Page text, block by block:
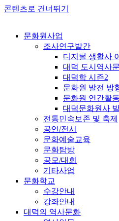
콘텐츠로 건너뛰기
문화원사업
조사연구발간
디지털 생활사
대덕 도시역사
대덕학 시즌2
문화원 발전 방
문화원 연간활
대덕문화원사
전통민속보존 및 축제
공연/전시
문화예술교육
문화탐방
공모/대회
기타사업
문화학교
수강안내
강좌안내
대덕의 역사문화